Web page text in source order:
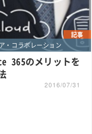
記事
・コラボレーション
365のメリットを
2016/07/31